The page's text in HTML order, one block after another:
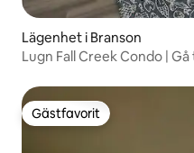
Lägenhet i Branson
Lugn Fall Creek Condo |
Gästfavorit
Gästfavorit